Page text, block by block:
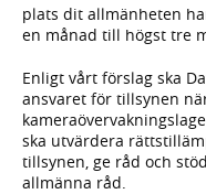
plats dit allmänheten
en månad till högst tre
Enligt vårt förslag ska
ansvaret för tillsynen
ska utvärdera
tillsynen, ge råd och
allmänna råd.